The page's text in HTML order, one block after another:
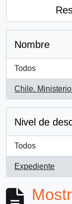
Nombre
Todos
Chile.
, 1 resultados
Nivel de
Todos
Expediente
, 1 resultados